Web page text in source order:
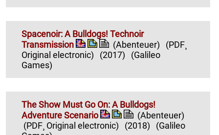
Spacenoir: A Bulldogs! Technoir
Transmission
(Abenteuer)
(PDF¸
Original electronic)
(2017)
(Galileo
Games)
The Show Must Go On: A Bulldogs!
Adventure Scenario
(Abenteuer)
(PDF¸ Original electronic)
(2018)
(Galileo